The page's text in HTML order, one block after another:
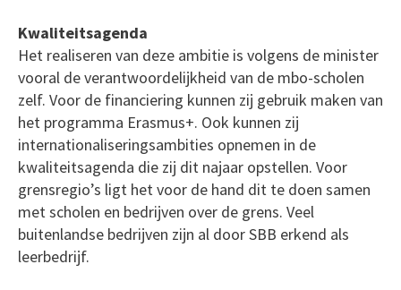
Kwaliteitsagenda
Het realiseren van deze ambitie is volgens de minister
vooral de verantwoordelijkheid van de mbo-scholen
zelf. Voor de financiering kunnen zij gebruik maken van
het programma Erasmus+. Ook kunnen zij
internationaliseringsambities opnemen in de
kwaliteitsagenda die zij dit najaar opstellen. Voor
grensregio’s ligt het voor de hand dit te doen samen
met scholen en bedrijven over de grens. Veel
buitenlandse bedrijven zijn al door SBB erkend als
leerbedrijf.